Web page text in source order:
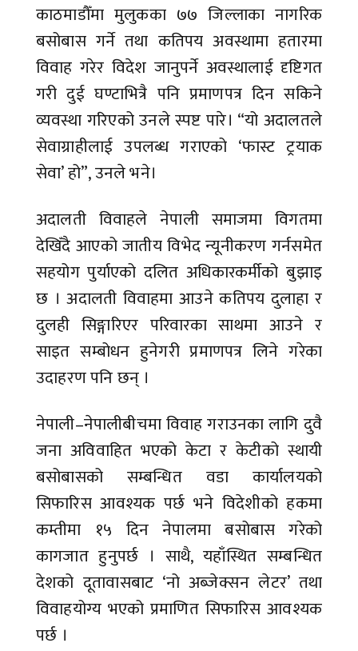
काठमाडौँमा मुलुकका ७७ जिल्लाका नागरिक
बसोबास गर्ने तथा कतिपय अवस्थामा हतारमा
विवाह गरेर विदेश जानुपर्ने अवस्थालाई दृष्टिगत
गरी दुई घण्टाभित्रै पनि प्रमाणपत्र दिन सकिने
व्यवस्था गरिएको उनले स्पष्ट पारे। “यो अदालतले
सेवाग्राहीलाई उपलब्ध गराएको ‘फास्ट ट्रयाक
सेवा’ हो”, उनले भने।
अदालती विवाहले नेपाली समाजमा विगतमा
देखिँदै आएको जातीय विभेद न्यूनीकरण गर्नसमेत
सहयोग पुर्याएको दलित अधिकारकर्मीको बुझाइ
छ । अदालती विवाहमा आउने कतिपय दुलाहा र
दुलही सिङ्गारिएर परिवारका साथमा आउने र
साइत सम्बोधन हुनेगरी प्रमाणपत्र लिने गरेका
उदाहरण पनि छन् ।
नेपाली–नेपालीबीचमा विवाह गराउनका लागि दुवै
जना अविवाहित भएको केटा र केटीको स्थायी
बसोबासको सम्बन्धित वडा कार्यालयको
सिफारिस आवश्यक पर्छ भने विदेशीको हकमा
कम्तीमा १५ दिन नेपालमा बसोबास गरेको
कागजात हुनुपर्छ । साथै, यहाँस्थित सम्बन्धित
देशको दूतावासबाट ‘नो अब्जेक्सन लेटर’ तथा
विवाहयोग्य भएको प्रमाणित सिफारिस आवश्यक
पर्छ ।